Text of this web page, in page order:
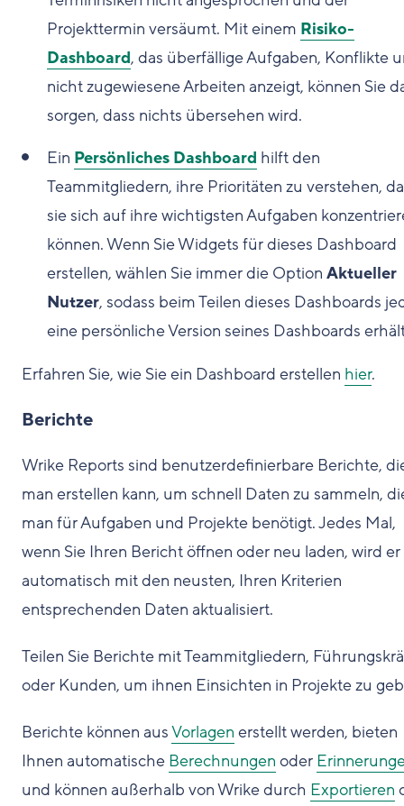
Projekttermin versäumt. Mit einem Risiko-
Dashboard, das überfällige Aufgaben, Konflikte
nicht zugewiesene Arbeiten anzeigt, können Sie
sorgen, dass nichts übersehen wird.
Ein Persönliches Dashboard hilft den
Teammitgliedern, ihre Prioritäten zu verstehen,
sie sich auf ihre wichtigsten Aufgaben
können. Wenn Sie Widgets für dieses Dashboard
erstellen, wählen Sie immer die Option Aktueller
Nutzer, sodass beim Teilen dieses Dashboards
eine persönliche Version seines Dashboards
Erfahren Sie, wie Sie ein Dashboard erstellen hier.
Berichte
Wrike Reports sind benutzerdefinierbare Berichte,
man erstellen kann, um schnell Daten zu sammeln,
man für Aufgaben und Projekte benötigt. Jedes Mal,
wenn Sie Ihren Bericht öffnen oder neu laden, wird er
automatisch mit den neusten, Ihren Kriterien
entsprechenden Daten aktualisiert.
Teilen Sie Berichte mit Teammitgliedern,
oder Kunden, um ihnen Einsichten in Projekte zu
Berichte können ausVorlagen erstellt werden, bieten
Ihnen automatische Berechnungen oder
und können außerhalb von Wrike durch Exportieren